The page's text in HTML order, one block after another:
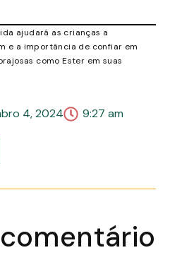
ajudará as crianças a
e a importância de confiar em
como Ester em suas
4, 2024 9:27 am